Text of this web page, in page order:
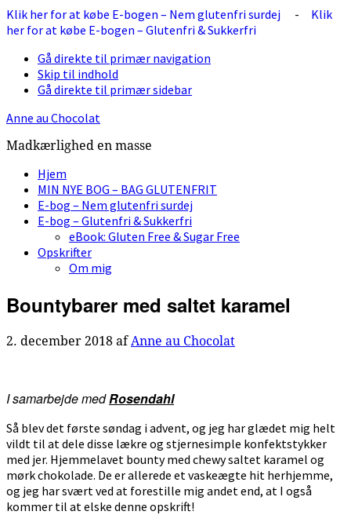
Klik her for at købe E-bogen – Nem glutenfri surdej - Klik
her for at købe E-bogen – Glutenfri & Sukkerfri
Gå direkte til primær navigation
Skip til indhold
Gå direkte til primær sidebar
Anne au Chocolat
Madkærlighed en masse
Hjem
MIN NYE BOG – BAG GLUTENFRIT
E-bog – Nem glutenfri surdej
E-bog – Glutenfri & Sukkerfri
eBook: Gluten Free & Sugar Free
Opskrifter
Om mig
Bountybarer med saltet karamel
2. december 2018 afAnne au Chocolat
I samarbejde medRosendahl
Så blev det første søndag i advent, og jeg har glædet mig helt
vildt til at dele disse lækre og stjernesimple konfektstykker
med jer. Hjemmelavet bounty med chewy saltet karamel og
mørk chokolade. De er allerede et vaskeægte hit herhjemme,
og jeg har svært ved at forestille mig andet end, at I også
kommer til at elske denne opskrift!